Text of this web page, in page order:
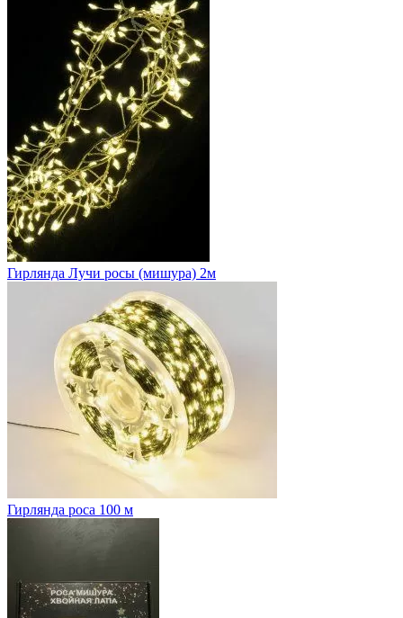
Гирлянда Лучи росы (мишура) 2м
Гирлянда роса 100 м